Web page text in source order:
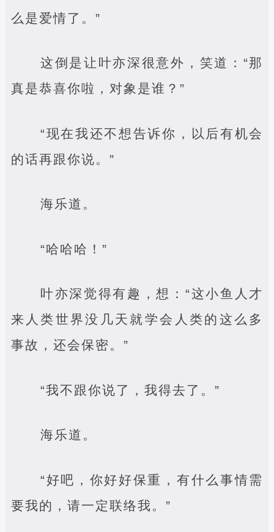
么是爱情了。”
这倒是让叶亦深很意外，笑道：“那
真是恭喜你啦，对象是谁？”
“现在我还不想告诉你，以后有机会
的话再跟你说。”
海乐道。
“哈哈哈！”
叶亦深觉得有趣，想：“这小鱼人才
来人类世界没几天就学会人类的这么多
事故，还会保密。”
“我不跟你说了，我得去了。”
海乐道。
“好吧，你好好保重，有什么事情需
要我的，请一定联络我。”